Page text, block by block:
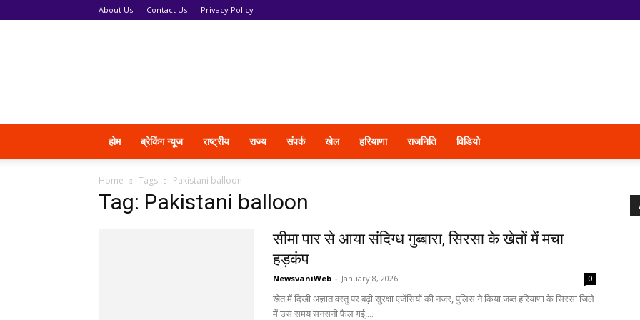
About Us Contact Us Privacy Policy
होम ब्रेकिंग न्यूज राष्ट्रीय राज्य संपर्क खेल हरियाणा राजनिति विडियो
Home Tags Pakistani balloon
Tag: Pakistani balloon
सीमा पार से आया संदिग्ध गुब्बारा, सिरसा के खेतों में मचा
हड़कंप
NewsvaniWeb - January 8, 2026 0
खेत में दिखी अज्ञात वस्तु पर बढ़ी सुरक्षा एजेंसियों की नजर, पुलिस ने किया जब्त हरियाणा के सिरसा जिले
में उस समय सनसनी फैल गई,...